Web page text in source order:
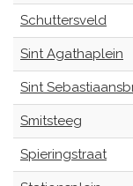
Schuttersveld
Sint Agathaplein
Sint
Smitsteeg
Spieringstraat